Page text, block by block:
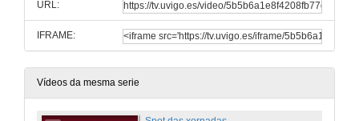
URL:
IFRAME:
Vídeos da mesma serie